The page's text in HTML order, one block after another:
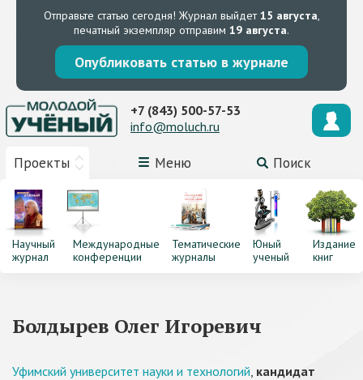
Отправьте статью сегодня! Журнал выйдет15 августа,
печатный экземпляр отправим 19 августа.
Опубликовать статью в журнале
Проекты Меню Поиск
+7 (843) 500-57-53
info@moluch.ru
Научный
журнал
Международные
конференции
Тематические
журналы
Юный
ученый
Издание
книг
Болдырев Олег Игоревич
Уфимский университет науки и технологий, кандидат